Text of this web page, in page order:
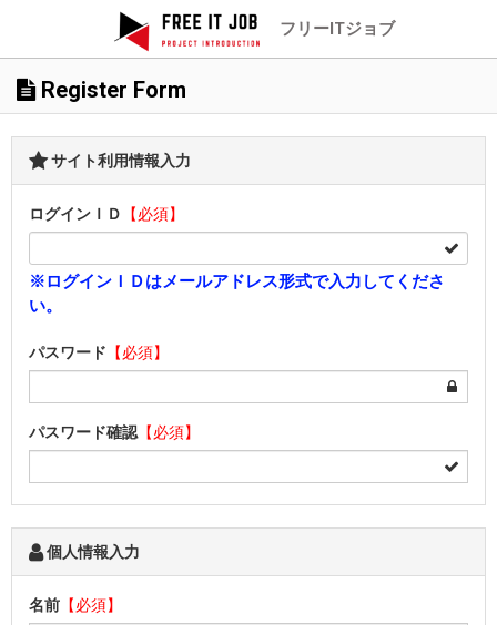
フリーITジョブ
Register Form
サイト利用情報入力
ログインＩＤ 【必須】
※ログインＩＤはメールアドレス形式で入力してくださ
い。
パスワード 【必須】
パスワード確認 【必須】
個人情報入力
名前 【必須】